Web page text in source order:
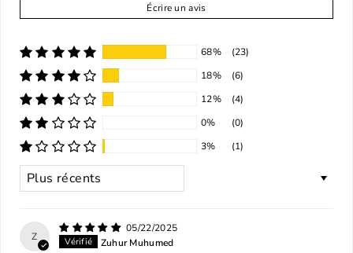
Écrire un avis
68%
(23)
18%
(6)
12%
(4)
0%
(0)
3%
(1)
SORT BY
Z
05/22/2025
Zuhur Muhumed